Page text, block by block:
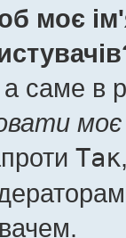
моє
саме в
моє
Так